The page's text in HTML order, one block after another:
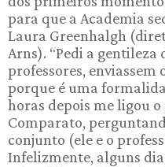
para que a Academia
Laura Greenhalgh
Arns). “Pedi a gentileza
professores, enviassem
porque é uma
horas depois me ligou
Comparato,
conjunto (ele e o
Infelizmente, alguns